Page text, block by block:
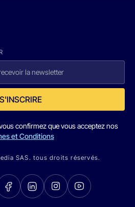
S'INSCRIRE
confirmez que vous acceptez nos
et Conditions
SAS. tous droits réservés.